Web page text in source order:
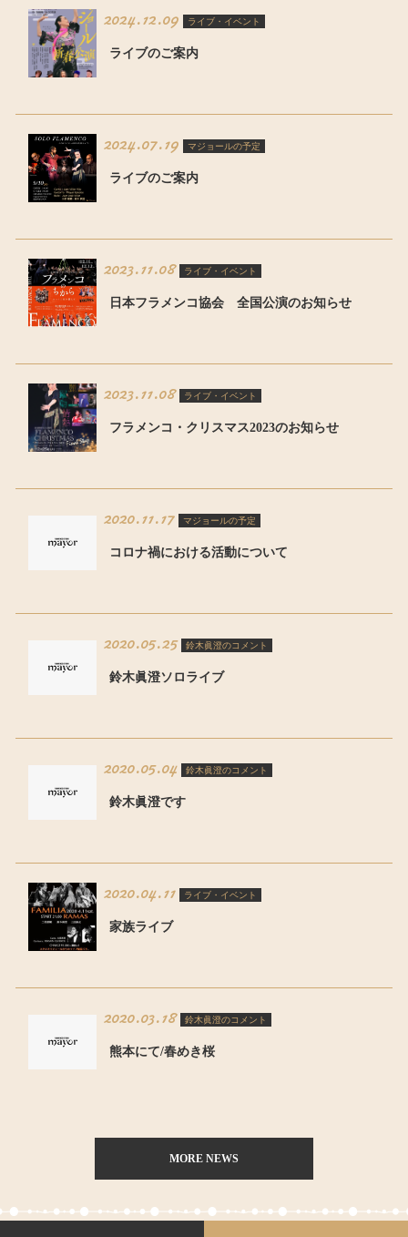
2024.12.09 ライブ・イベント
ライブのご案内
2024.07.19 マジョールの予定
ライブのご案内
2023.11.08 ライブ・イベント
日本フラメンコ協会 全国公演のお知らせ
2023.11.08 ライブ・イベント
フラメンコ・クリスマス2023のお知らせ
2020.11.17 マジョールの予定
コロナ禍における活動について
2020.05.25 鈴木眞澄のコメント
鈴木眞澄ソロライブ
2020.05.04 鈴木眞澄のコメント
鈴木眞澄です
2020.04.11 ライブ・イベント
家族ライブ
2020.03.18 鈴木眞澄のコメント
熊本にて/春めき桜
MORE NEWS